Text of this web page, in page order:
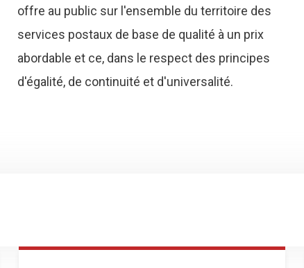
offre au public sur l'ensemble du territoire des
services postaux de base de qualité à un prix
abordable et ce, dans le respect des principes
d'égalité, de continuité et d'universalité.